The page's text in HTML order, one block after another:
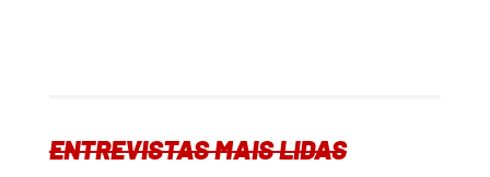
ENTREVISTAS MAIS LIDAS